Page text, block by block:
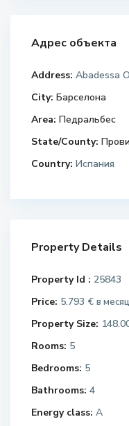
Адрес объекта
Address: Abadessa
City: Барселона
Area: Педральбес
State/County:
Country: Испания
Property Details
Property Id : 25843
Price: 5.793 €в месяц
Property Size:
Rooms: 5
Bedrooms: 5
Bathrooms: 4
Energy class: A